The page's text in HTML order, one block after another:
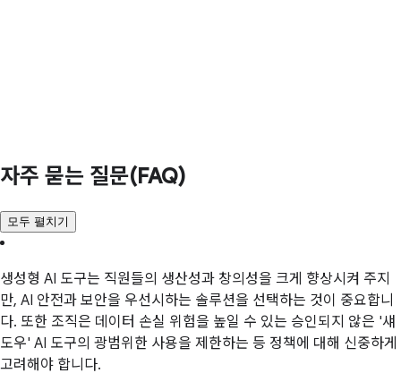
자주 묻는 질문(FAQ)
모두 펼치기
생성형 AI 도구는 직원들의 생산성과 창의성을 크게 향상시켜 주지
만, AI 안전과 보안을 우선시하는 솔루션을 선택하는 것이 중요합니
다. 또한 조직은 데이터 손실 위험을 높일 수 있는 승인되지 않은 '섀
도우' AI 도구의 광범위한 사용을 제한하는 등 정책에 대해 신중하게
고려해야 합니다.